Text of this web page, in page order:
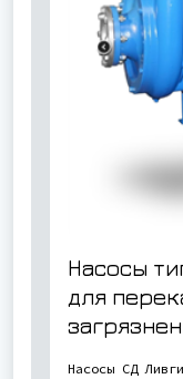
Насосы
для
Насосы СД